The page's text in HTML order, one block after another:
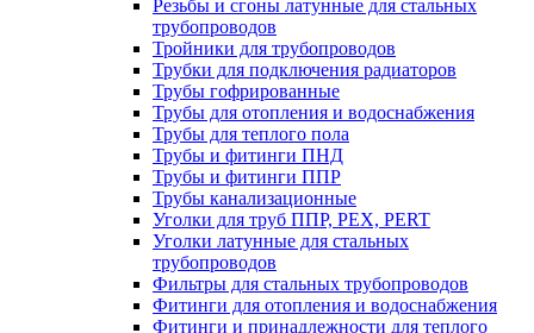
Резьбы и сгоны латунные для стальных
трубопроводов
Тройники для трубопроводов
Трубки для подключения радиаторов
Трубы гофрированные
Трубы для отопления и водоснабжения
Трубы для теплого пола
Трубы и фитинги ПНД
Трубы и фитинги ППР
Трубы канализационные
Уголки для труб ППР, PEX, PERT
Уголки латунные для стальных
трубопроводов
Фильтры для стальных трубопроводов
Фитинги для отопления и водоснабжения
Фитинги и принадлежности для теплого